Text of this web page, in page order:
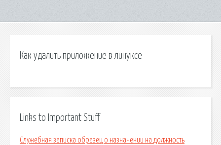
Как удалить приложение в линуксе
Links to Important Stuff
Служебная записка образец о назначении на должность